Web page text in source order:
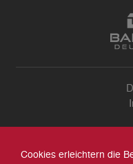
Cookies erleichtern die